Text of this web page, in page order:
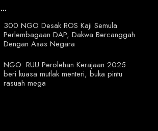
300 NGO Desak ROS Kaji Semula
Perlembagaan DAP, Dakwa Bercanggah
Dengan Asas Negara
NGO: RUU Perolehan Kerajaan 2025
beri kuasa mutlak menteri, buka pintu
rasuah mega